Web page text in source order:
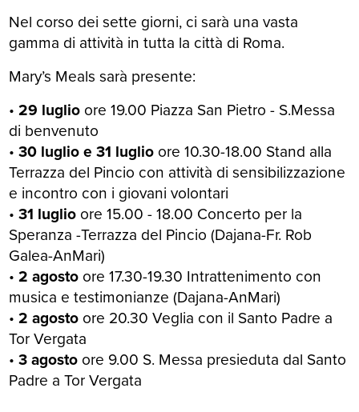
Nel corso dei sette giorni, ci sarà una vasta
gamma di attività in tutta la città di Roma.
Mary’s Meals sarà presente:
•29 luglio ore 19.00 Piazza San Pietro - S.Messa
di benvenuto
•30 luglio e 31 luglio ore 10.30-18.00 Stand alla
Terrazza del Pincio con attività di sensibilizzazione
e incontro con i giovani volontari
•31 luglio ore 15.00 - 18.00 Concerto per la
Speranza -Terrazza del Pincio (Dajana-Fr. Rob
Galea-AnMari)
•2 agosto ore 17.30-19.30 Intrattenimento con
musica e testimonianze (Dajana-AnMari)
•2 agosto ore 20.30 Veglia con il Santo Padre a
Tor Vergata
•3 agosto ore 9.00 S. Messa presieduta dal Santo
Padre a Tor Vergata